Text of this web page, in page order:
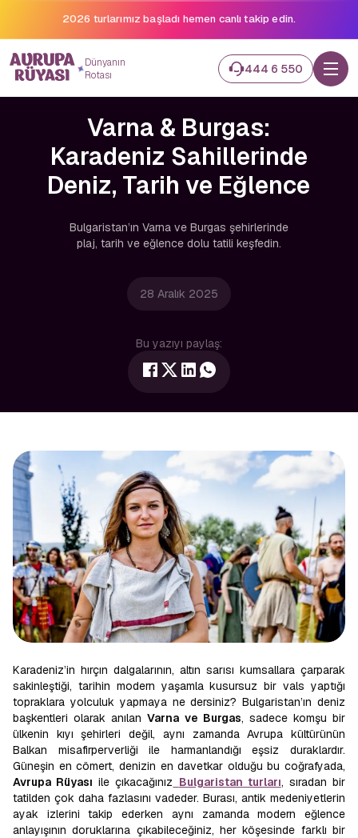
2026 turlarımız başladı hemen canlı takip edin.
Dünyanın
Rotası
444 6 550
Varna & Burgas:
Karadeniz Sahillerinde
Deniz, Tarih ve Eğlence
Bulgaristan’ın Varna ve Burgas şehirlerinde
plaj, tarih ve eğlence dolu tatili keşfedin.
28 Aralık 2025
Bu yazıyı paylaş:
Karadeniz’in hırçın dalgalarının, altın sarısı kumsallara çarparak
sakinleştiği, tarihin modern yaşamla kusursuz bir vals yaptığı
topraklara yolculuk yapmaya ne dersiniz? Bulgaristan’ın deniz
başkentleri olarak anılanVarna ve Burgas, sadece komşu bir
ülkenin kıyı şehirleri değil, aynı zamanda Avrupa kültürünün
Balkan misafirperverliği ile harmanlandığı eşsiz duraklardır.
Güneşin en cömert, denizin en davetkar olduğu bu coğrafyada,
Avrupa Rüyası ile çıkacağınız Bulgaristan turları, sıradan bir
tatilden çok daha fazlasını vadeder. Burası, antik medeniyetlerin
ayak izlerini takip ederken aynı zamanda modern eğlence
anlayışının doruklarına çıkabileceğiniz, her köşesinde farklı bir